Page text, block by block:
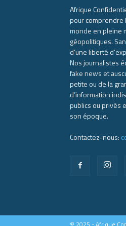
Afrique
pour comprendre
monde en pleine
géopolitiques.
d’une liberté
Nos journalistes
fake news et
petite ou de la
d’information
publics ou privés
son époque.
Contactez-nous: